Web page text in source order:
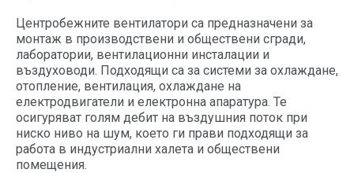
Центробежните вентилатори са предназначени за
монтаж в производствени и обществени сгради,
лаборатории, вентилационни инсталации и
въздуховоди. Подходящи са за системи за охлаждане,
отопление, вентилация, охлаждане на
електродвигатели и електронна апаратура. Те
осигуряват голям дебит на въздушния поток при
ниско ниво на шум, което ги прави подходящи за
работа в индустриални халета и обществени
помещения.